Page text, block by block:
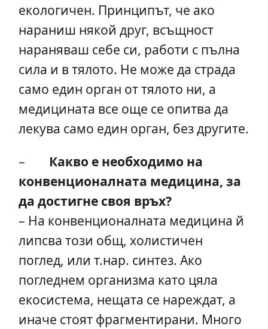
екологичен. Принципът, че ако
нараниш някой друг, всъщност
нараняваш себе си, работи с пълна
сила и в тялото. Не може да страда
само един орган от тялото ни, а
медицината все още се опитва да
лекува само един орган, без другите.
– Какво е необходимо на
конвенционалната медицина, за
да достигне своя връх?
– На конвенционалната медицина й
липсва този общ, холистичен
поглед, или т.нар. синтез. Ако
погледнем организма като цяла
екосистема, нещата се нареждат, а
иначе стоят фрагментирани. Много